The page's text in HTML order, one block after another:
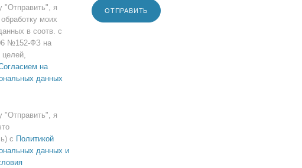
"Отправить", я
моих
в соотв. с
№152-ФЗ на
целей,
на
данных
"Отправить", я
с Политикой
данных и
ОТПРАВИТЬ